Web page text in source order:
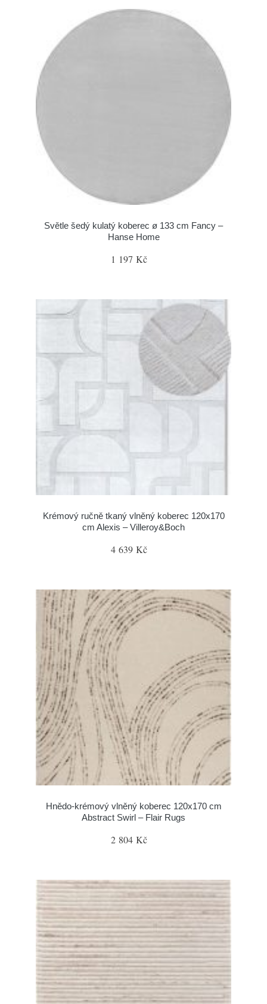
Světle šedý kulatý koberec ø 133 cm Fancy –
Hanse Home
1 197 Kč
Krémový ručně tkaný vlněný koberec 120x170
cm Alexis – Villeroy&Boch
4 639 Kč
Hnědo-krémový vlněný koberec 120x170 cm
Abstract Swirl – Flair Rugs
2 804 Kč